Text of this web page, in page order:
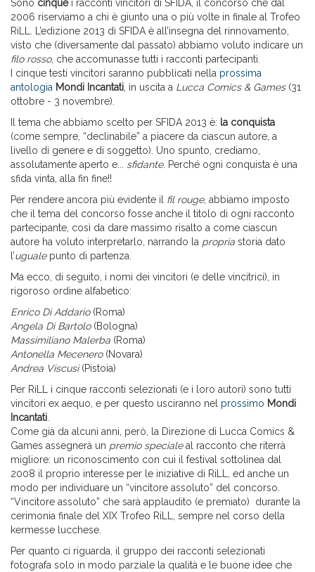
Sono cinquei racconti vincitori di SFIDA, il concorso che dal
2006 riserviamo a chi è giunto una o più volte in finale al Trofeo
RiLL. L’edizione 2013 di SFIDA è all’insegna del rinnovamento,
visto che (diversamente dal passato) abbiamo voluto indicare un
filo rosso, che accomunasse tutti i racconti partecipanti.
I cinque testi vincitori saranno pubblicati nella prossima
antologia Mondi Incantati , in uscita a Lucca Comics & Games(31
ottobre - 3 novembre).
Il tema che abbiamo scelto per SFIDA 2013 è: la conquista
(come sempre, “declinabile” a piacere da ciascun autore, a
livello di genere e di soggetto). Uno spunto, crediamo,
assolutamente aperto e... sfidante. Perché ogni conquista è una
sfida vinta, alla fin fine!!
Per rendere ancora più evidente il fil rouge, abbiamo imposto
che il tema del concorso fosse anche il titolo di ogni racconto
partecipante, così da dare massimo risalto a come ciascun
autore ha voluto interpretarlo, narrando la propria storia dato
l’ugualepunto di partenza.
Ma ecco, di seguito, i nomi dei vincitori (e delle vincitrici), in
rigoroso ordine alfabetico:
Enrico Di Addario(Roma)
Angela Di Bartolo(Bologna)
Massimiliano Malerba (Roma)
Antonella Mecenero(Novara)
Andrea Viscusi(Pistoia)
Per RiLL i cinque racconti selezionati (e i loro autori) sono tutti
vincitori ex aequo, e per questo usciranno nel prossimo Mondi
Incantati
Come già da alcuni anni, però, la Direzione di Lucca Comics &
Games assegnerà un premio specialeal racconto che riterrà
migliore: un riconoscimento con cui il festival sottolinea dal
2008 il proprio interesse per le iniziative di RiLL, ed anche un
modo per individuare un “vincitore assoluto” del concorso.
“Vincitore assoluto” che sarà applaudito (e premiato) durante la
cerimonia finale del XIX Trofeo RiLL, sempre nel corso della
kermesse lucchese.
Per quanto ci riguarda, il gruppo dei racconti selezionati
fotografa solo in modo parziale la qualità e le buone idee che